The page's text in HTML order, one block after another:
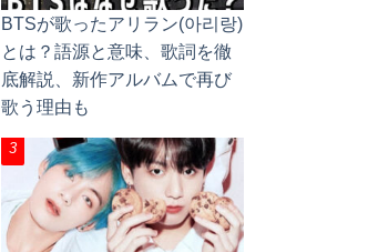
BTSが歌ったアリラン(아리랑)
とは？語源と意味、歌詞を徹
底解説、新作アルバムで再び
歌う理由も